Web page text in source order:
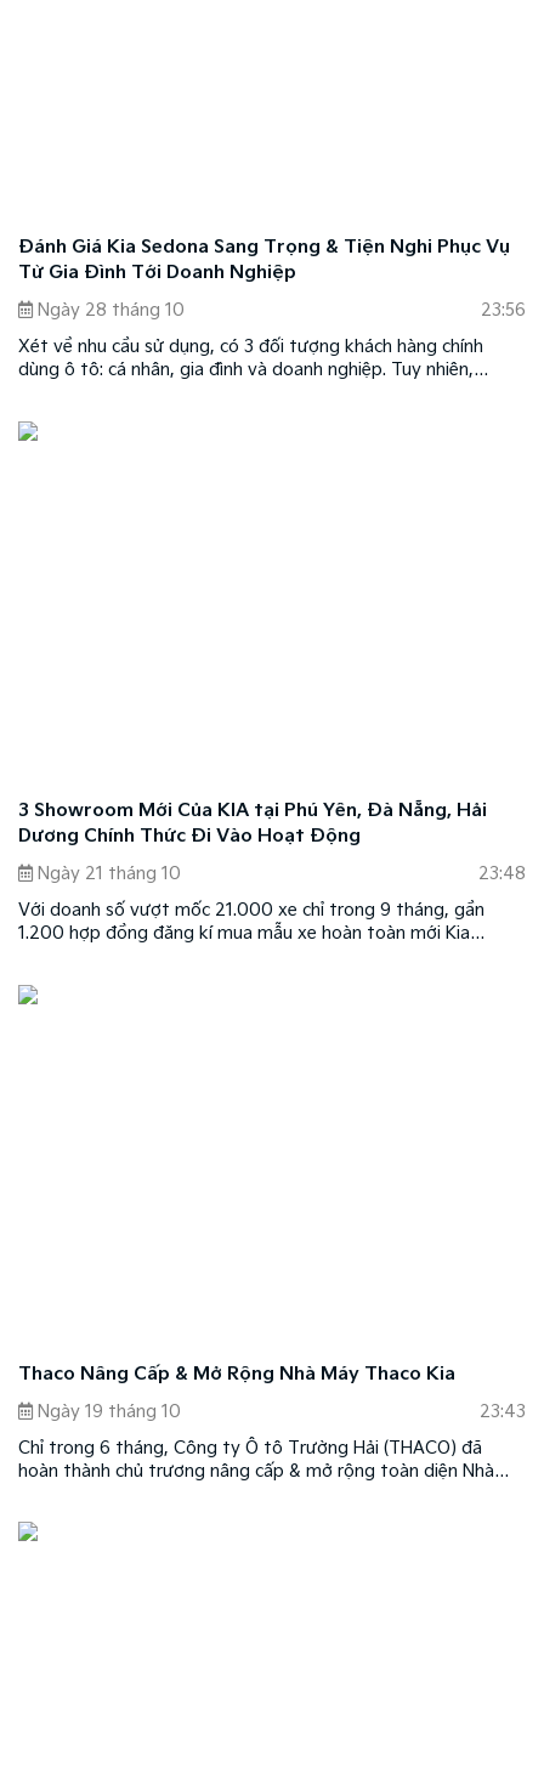
Đánh Giá Kia Sedona Sang Trọng & Tiện Nghi Phục Vụ
Từ Gia Đình Tới Doanh Nghiệp
Ngày 28 tháng 10
23:56
Xét về nhu cầu sử dụng, có 3 đối tượng khách hàng chính
dùng ô tô: cá nhân, gia đình và doanh nghiệp. Tuy nhiên,
lựa chọn của mỗi nhóm. Kia Sedona thuộc nhóm thiểu số đó.
3 Showroom Mới Của KIA tại Phú Yên, Đà Nẵng, Hải
Dương Chính Thức Đi Vào Hoạt Động
Ngày 21 tháng 10
23:48
Với doanh số vượt mốc 21.000 xe chỉ trong 9 tháng, gần
1.200 hợp đồng đăng kí mua mẫu xe hoàn toàn mới Kia
phân khúc.
Thaco Nâng Cấp & Mở Rộng Nhà Máy Thaco Kia
Ngày 19 tháng 10
23:43
Chỉ trong 6 tháng, Công ty Ô tô Trường Hải (THACO) đã
hoàn thành chủ trương nâng cấp & mở rộng toàn diện Nhà
nâng lên 50.000 xe/năm so với 20.000 xe/năm thời gian
trước, trên tổng diện tích 20 ha với vốn đầu tư 450 tỷ đồng